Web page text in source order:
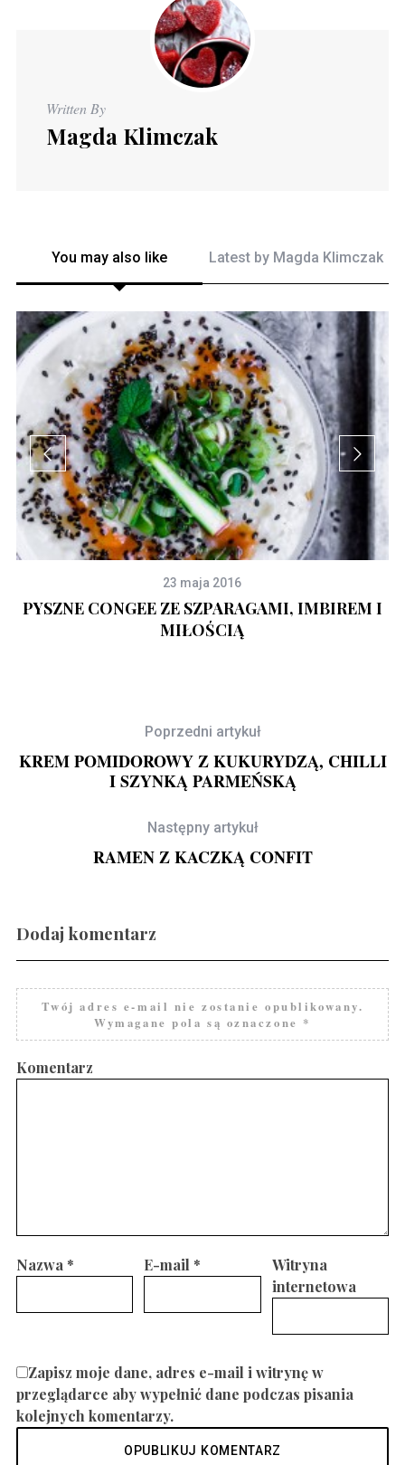
Written By
Magda Klimczak
You may also like Latest by Magda Klimczak
23 maja 2016
PYSZNE CONGEE ZE SZPARAGAMI, IMBIREM I
MIŁOŚCIĄ
Gravlax w ginie
Poprzedni artykuł
KREM POMIDOROWY Z KUKURYDZĄ, CHILLI
I SZYNKĄ PARMEŃSKĄ
Następny artykuł
RAMEN Z KACZKĄ CONFIT
Dodaj komentarz
Twój adres e-mail nie zostanie opublikowany.
Wymagane pola są oznaczone *
Komentarz
Nazwa * E-mail *
Witryna
internetowa
Zapisz moje dane, adres e-mail i witrynę w
przeglądarce aby wypełnić dane podczas pisania
kolejnych komentarzy.